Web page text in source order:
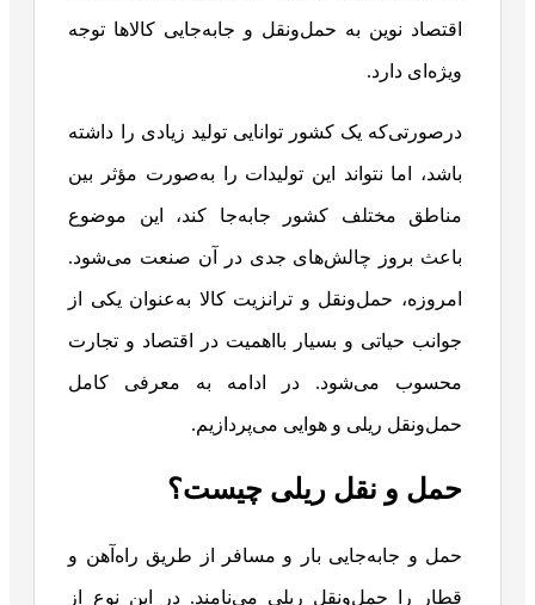
اقتصاد نوین به حمل‌ونقل و جابه‌جایی کالاها توجه
ویژه‌ای دارد.
درصورتی‌که یک کشور توانایی تولید زیادی را داشته
باشد، اما نتواند این تولیدات را به‌صورت مؤثر بین
مناطق مختلف کشور جابه‌جا کند، این موضوع
باعث بروز چالش‌های جدی در آن صنعت می‌شود.
امروزه، حمل‌ونقل و ترانزیت کالا به‌عنوان یکی از
جوانب حیاتی و بسیار بااهمیت در اقتصاد و تجارت
محسوب می‌شود. در ادامه به معرفی کامل
حمل‌ونقل ریلی و هوایی می‌پردازیم.
حمل‌ و نقل ریلی چیست؟
حمل و جابه‌جایی بار و مسافر از طریق راه‌آهن و
قطار را حمل‌ونقل ریلی می‌نامند. در این نوع از